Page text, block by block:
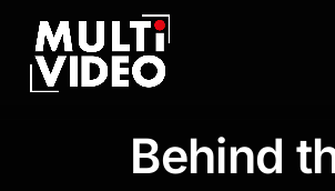
contenu
Behind